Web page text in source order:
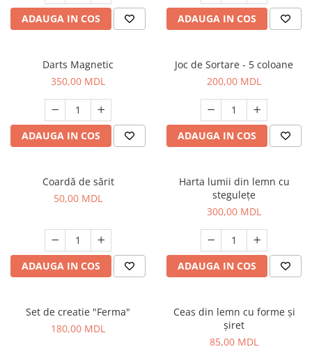
ADAUGA IN COS ADAUGA IN COS
Darts Magnetic
350,00 MDL
ADAUGA IN COS
Joc de Sortare - 5 coloane
200,00 MDL
ADAUGA IN COS
Coardă de sărit
50,00 MDL
ADAUGA IN COS
Harta lumii din lemn cu
stegulețe
300,00 MDL
ADAUGA IN COS
Set de creatie "Ferma"
180,00 MDL
Ceas din lemn cu forme și
șiret
85,00 MDL